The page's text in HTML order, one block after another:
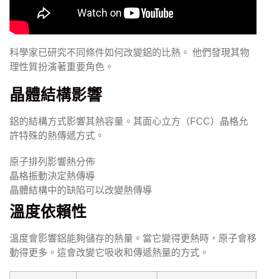
科學家已研究不同條件如何改變鋁的比熱。 他們發現其物
理性質扮演著重要角色。
晶體結構影響
鋁的結構方式影響其熱容量。其面心立方（FCC）晶格允
許特殊的熱傳遞方式。
原子排列影響熱分佈
晶格振動決定熱傳導
晶體結構中的缺陷可以改變熱傳導
溫度依賴性
溫度會影響鋁能夠儲存的熱量。當它變得更熱時，原子會移
動得更多。這會改變它吸收和傳遞熱量的方式。